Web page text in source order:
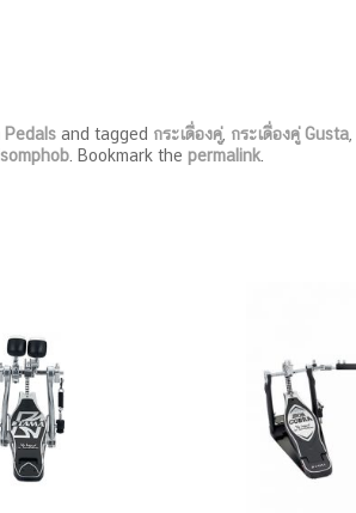
Pedals and tagged กระเดื่องคู่, กระเดื่องคู่ Gusta,
. Bookmark the permalink.